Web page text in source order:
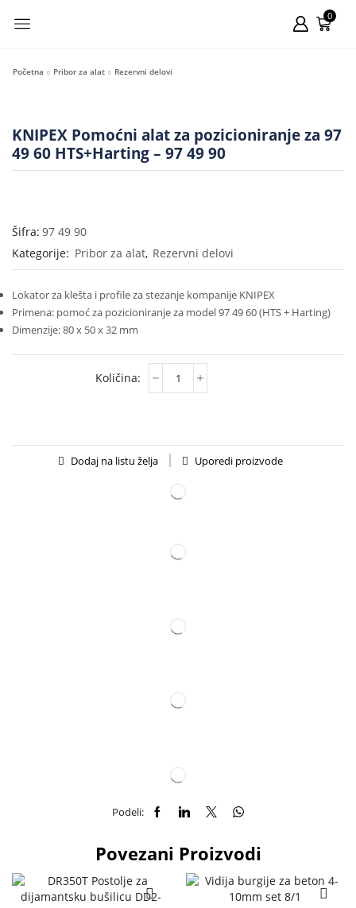
0
Početna Pribor za alat Rezervni delovi
KNIPEX Pomoćni alat za pozicioniranje za 97
49 60 HTS+Harting – 97 49 90
Šifra: 97 49 90
Kategorije: Pribor za alat, Rezervni delovi
Lokator za klešta i profile za stezanje kompanije KNIPEX
Primena: pomoć za pozicioniranje za model 97 49 60 (HTS + Harting)
Dimenzije: 80 x 50 x 32 mm
Dodaj na listu želja Uporedi proizvode
Podeli:
Povezani Proizvodi